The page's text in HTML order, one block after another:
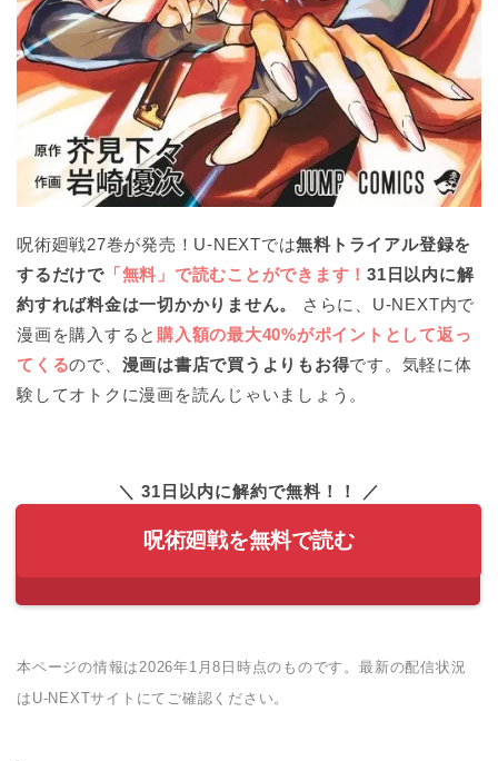
呪術廻戦27巻が発売！U-NEXTでは無料トライアル登録を
するだけで「無料」で読むことができます！31日以内に解
約すれば料金は一切かかりません。
さらに、U-NEXT内で
漫画を購入すると 購入額の最大40%がポイントとして返っ
てくるので、 漫画は書店で買うよりもお得です。気軽に体
験してオトクに漫画を読んじゃいましょう。
＼ 31日以内に解約で無料！！ ／
呪術廻戦を無料で読む
本ページの情報は2026年1月8日時点のものです。最新の配信状況
はU-NEXTサイトにてご確認ください。